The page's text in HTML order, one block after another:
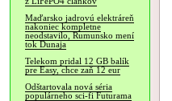
Maďarsko jadrovú elektráreň
nakoniec kompletne
neodstavilo, Rumunsko mení
tok Dunaja
Telekom pridal 12 GB balík
pre Easy, chce zaň 12 eur
Odštartovala nová séria
populárneho sci-fi Futurama